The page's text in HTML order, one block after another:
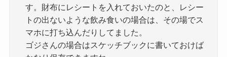
す。財布にレシートを入れておいたのと、レシー
トの出ないような飲み食いの場合は、その場でス
マホに打ち込んだりしてました。
ゴジさんの場合はスケッチブックに書いておけば